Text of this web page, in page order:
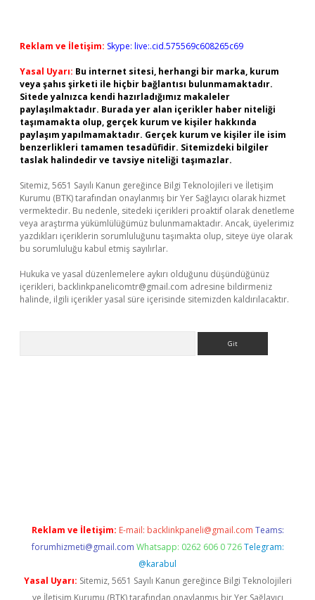
Reklam ve İletişim: Skype: live:.cid.575569c608265c69
Yasal Uyarı: Bu internet sitesi, herhangi bir marka, kurum
veya şahıs şirketi ile hiçbir bağlantısı bulunmamaktadır.
Sitede yalnızca kendi hazırladığımız makaleler
paylaşılmaktadır. Burada yer alan içerikler haber niteliği
taşımamakta olup, gerçek kurum ve kişiler hakkında
paylaşım yapılmamaktadır. Gerçek kurum ve kişiler ile isim
benzerlikleri tamamen tesadüfidir. Sitemizdeki bilgiler
taslak halindedir ve tavsiye niteliği taşımazlar.
Sitemiz, 5651 Sayılı Kanun gereğince Bilgi Teknolojileri ve İletişim
Kurumu (BTK) tarafından onaylanmış bir Yer Sağlayıcı olarak hizmet
vermektedir. Bu nedenle, sitedeki içerikleri proaktif olarak denetleme
veya araştırma yükümlülüğümüz bulunmamaktadır. Ancak, üyelerimiz
yazdıkları içeriklerin sorumluluğunu taşımakta olup, siteye üye olarak
bu sorumluluğu kabul etmiş sayılırlar.
Hukuka ve yasal düzenlemelere aykırı olduğunu düşündüğünüz
içerikleri, backlinkpanelicomtr@gmail.com adresine bildirmeniz
halinde, ilgili içerikler yasal süre içerisinde sitemizden kaldırılacaktır.
Reklam ve İletişim: E-mail: backlinkpaneli@gmail.com Teams:
forumhizmeti@gmail.com Whatsapp: 0262 606 0 726 Telegram:
@karabul
Yasal Uyarı: Sitemiz, 5651 Sayılı Kanun gereğince Bilgi Teknolojileri
ve İletişim Kurumu (BTK) tarafından onaylanmış bir Yer Sağlayıcı